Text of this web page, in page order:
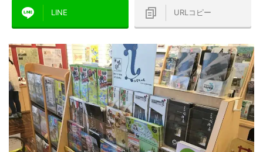
LINE URLコピー